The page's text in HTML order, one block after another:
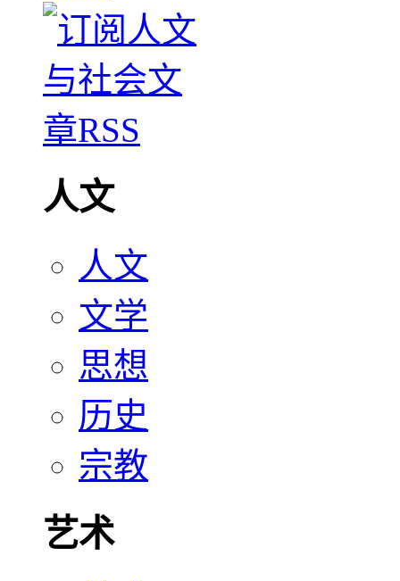
人文
人文
文学
思想
历史
宗教
艺术